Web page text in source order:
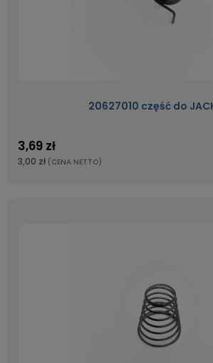
20627010 część do
3,69 zł
3,00 zł (CENA NETTO)